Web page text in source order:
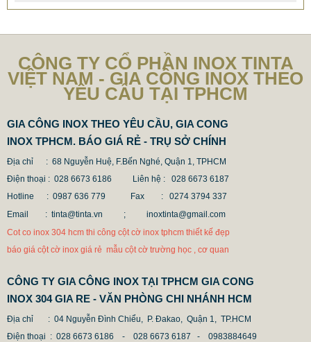
CỘT INOX 304 NÂNG HẠ
685.700 VNĐ 865.700 VNĐ
Mẫu: COT INOX 304 SUS
CÔNG TY CỔ PHẦN INOX TINTA
VIỆT NAM - GIA CÔNG INOX THEO
YÊU CẦU TẠI TPHCM
GIA CÔNG INOX THEO YÊU CẦU, GIA CONG
INOX TPHCM. BÁO GIÁ RẺ - TRỤ SỞ CHÍNH
Địa chỉ : 68 Nguyễn Huệ, F.Bến Nghé, Quận 1, TPHCM
Điện thoại : 028 6673 6186
Liên hệ : 028 6673 6187
Hotline : 0987 636 779 Fax
: 0274 3794 337
Email : tinta@tinta.vn ;
inoxtinta@gmail.com
Cot co inox 304 hcm thi công cột cờ inox tphcm thiết kế đẹp
báo giá cột cờ inox giá rẻ mẫu cột cờ trường học , cơ quan
CÔNG TY GIA CÔNG INOX TẠI TPHCM GIA CONG
INOX 304 GIA RE - VĂN PHÒNG CHI NHÁNH HCM
Địa chỉ
: 04 Nguyễn Đình Chiểu, P. Đakao, Quận 1, TP.HCM
Điện thoại : 028 6673 6186 - 028 6673 6187 -
0983884649